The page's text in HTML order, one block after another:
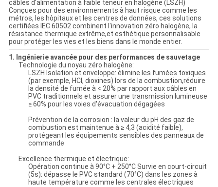
câbles d'alimentation à faible teneur en halogène (LSZH)
Conçues pour des environnements à haut risque comme les
métros, les hôpitaux et les centres de données, ces solutions
certifiées IEC 60502 combinent l'innovation zéro halogène, la
résistance thermique extrême,et esthétique personnalisable
pour protéger les vies et les biens dans le monde entier.
1. Ingénierie avancée pour des performances de sauvetage
Technologie du noyau zéro halogène:
LSZH Isolation et enveloppe: élimine les fumées toxiques
(par exemple, HCl, dioxines) lors de la combustion,réduire
la densité de fumée à < 20% par rapport aux câbles en
PVC traditionnels et assurer une transmission lumineuse
≥ 60% pour les voies d'évacuation dégagées
Prévention de la corrosion : la valeur du pH des gaz de
combustion est maintenue à ≥ 4,3 (acidité faible),
protégeant les équipements sensibles des panneaux de
commande
Excellence thermique et électrique:
Opération continue à 90°C + 250°C Survie en court-circuit
(5s): dépasse le PVC standard (70°C) dans les zones à
haute température comme les centrales électriques